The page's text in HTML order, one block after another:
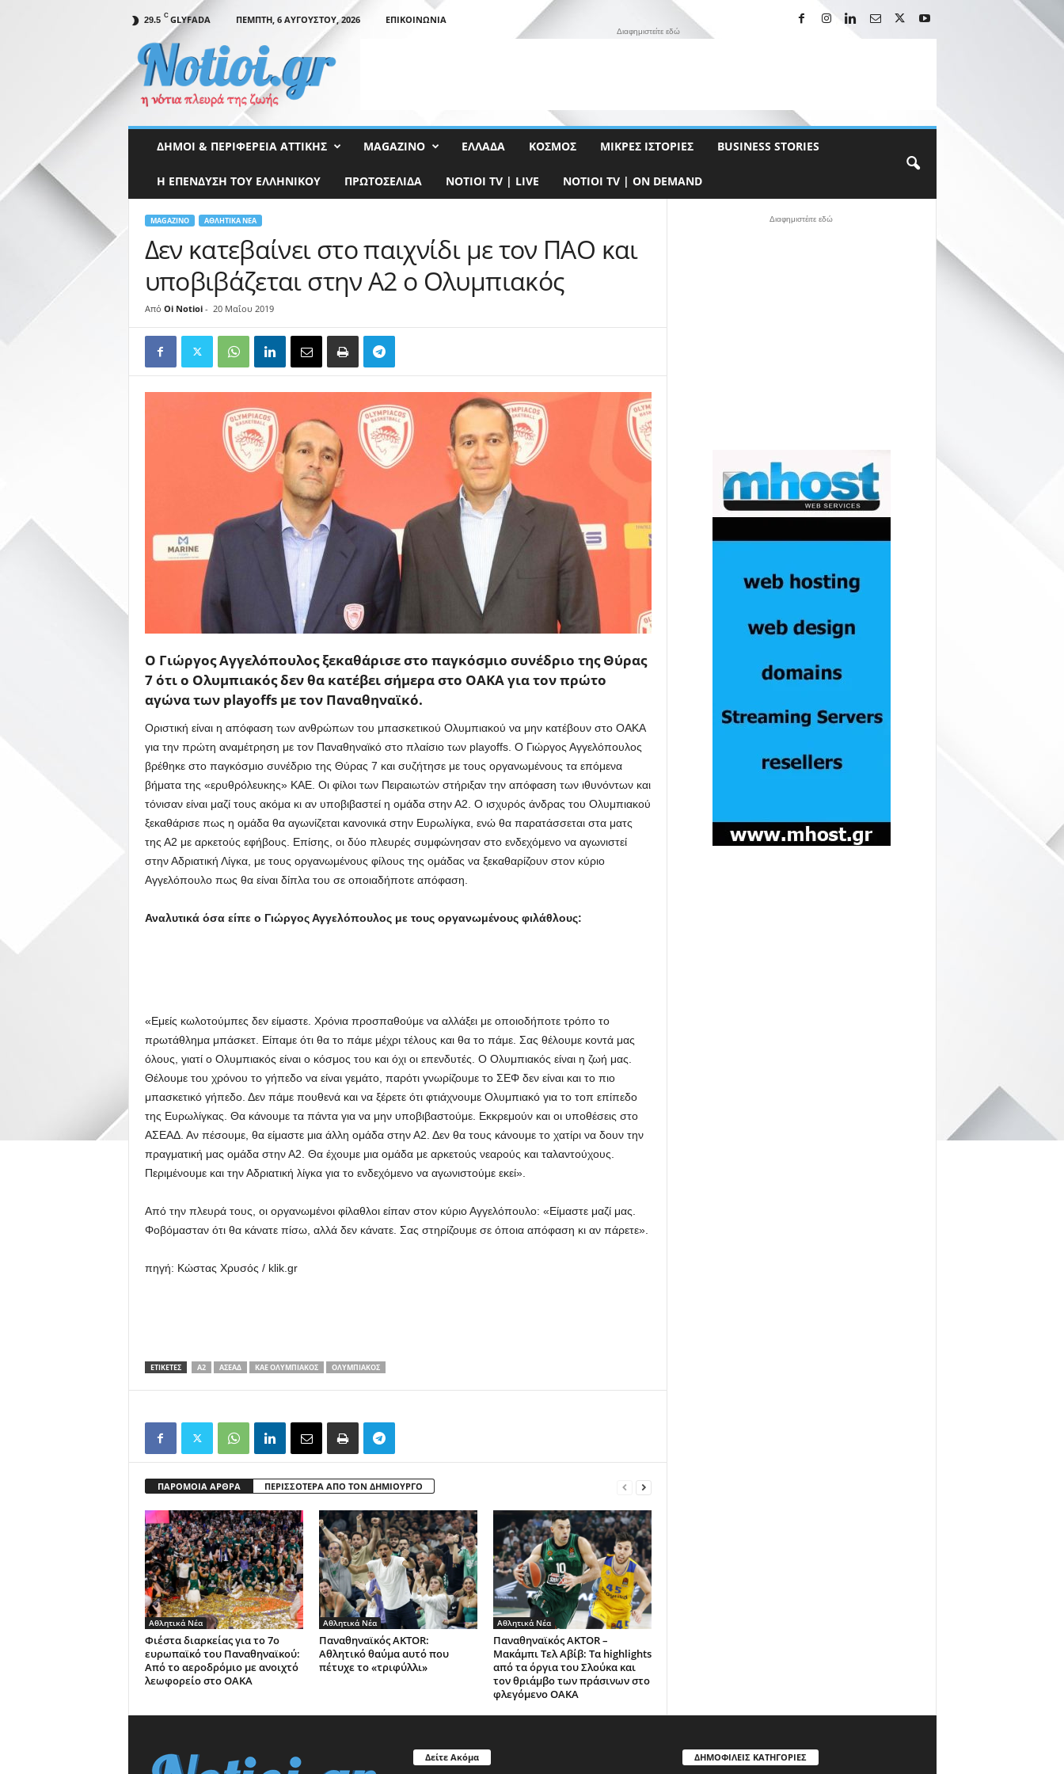
29.5 C GLYFADA ΠΈΜΠΤΗ, 6 ΑΥΓΟΎΣΤΟΥ, 2026
ΕΠΙΚΟΙΝΩΝΊΑ
t
Διαφημιστείτε εδώ
ΔΉΜΟΙ & ΠΕΡΙΦΈΡΕΙΑ ΑΤΤΙΚΉΣ MAGAZINO ΕΛΛΆΔΑ ΚΌΣΜΟΣ ΜΙΚΡΈΣ ΙΣΤΟΡΊΕΣ BUSINESS STORIES
Η ΕΠΕΝΔΥΣΗ ΤΟΥ ΕΛΛΗΝΙΚΟΥ ΠΡΩΤΟΣΈΛΙΔΑ NOTIOI TV | LIVE NOTIOI TV | ON DEMAND
MAGAZINO ΑΘΛΗΤΙΚΆ ΝΈΑ
Δεν κατεβαίνει στο παιχνίδι με τον ΠΑΟ και
υποβιβάζεται στην Α2 ο Ολυμπιακός
Από Oi Notioi- 20 Μαΐου 2019
Ο Γιώργος Αγγελόπουλος ξεκαθάρισε στο παγκόσμιο συνέδριο της Θύρας
7 ότι ο Ολυμπιακός δεν θα κατέβει σήμερα στο ΟΑΚΑ για τον πρώτο
αγώνα των playoffs με τον Παναθηναϊκό.
Οριστική είναι η απόφαση των ανθρώπων του μπασκετικού Ολυμπιακού να μην κατέβουν στο ΟΑΚΑ
για την πρώτη αναμέτρηση με τον Παναθηναϊκό στο πλαίσιο των playoffs. Ο Γιώργος Αγγελόπουλος
βρέθηκε στο παγκόσμιο συνέδριο της Θύρας 7 και συζήτησε με τους οργανωμένους τα επόμενα
βήματα της «ερυθρόλευκης» ΚΑΕ. Οι φίλοι των Πειραιωτών στήριξαν την απόφαση των ιθυνόντων και
τόνισαν είναι μαζί τους ακόμα κι αν υποβιβαστεί η ομάδα στην Α2. Ο ισχυρός άνδρας του Ολυμπιακού
ξεκαθάρισε πως η ομάδα θα αγωνίζεται κανονικά στην Ευρωλίγκα, ενώ θα παρατάσσεται στα ματς
της Α2 με αρκετούς εφήβους. Επίσης, οι δύο πλευρές συμφώνησαν στο ενδεχόμενο να αγωνιστεί
στην Αδριατική Λίγκα, με τους οργανωμένους φίλους της ομάδας να ξεκαθαρίζουν στον κύριο
Αγγελόπουλο πως θα είναι δίπλα του σε οποιαδήποτε απόφαση.
Αναλυτικά όσα είπε ο Γιώργος Αγγελόπουλος με τους οργανωμένους φιλάθλους:
«Εμείς κωλοτούμπες δεν είμαστε. Χρόνια προσπαθούμε να αλλάξει με οποιοδήποτε τρόπο το
πρωτάθλημα μπάσκετ. Είπαμε ότι θα το πάμε μέχρι τέλους και θα το πάμε. Σας θέλουμε κοντά μας
όλους, γιατί ο Ολυμπιακός είναι ο κόσμος του και όχι οι επενδυτές. Ο Ολυμπιακός είναι η ζωή μας.
Θέλουμε του χρόνου το γήπεδο να είναι γεμάτο, παρότι γνωρίζουμε το ΣΕΦ δεν είναι και το πιο
μπασκετικό γήπεδο. Δεν πάμε πουθενά και να ξέρετε ότι φτιάχνουμε Ολυμπιακό για το τοπ επίπεδο
της Ευρωλίγκας. Θα κάνουμε τα πάντα για να μην υποβιβαστούμε. Εκκρεμούν και οι υποθέσεις στο
ΑΣΕΑΔ. Αν πέσουμε, θα είμαστε μια άλλη ομάδα στην Α2. Δεν θα τους κάνουμε το χατίρι να δουν την
πραγματική μας ομάδα στην Α2. Θα έχουμε μια ομάδα με αρκετούς νεαρούς και ταλαντούχους.
Περιμένουμε και την Αδριατική λίγκα για το ενδεχόμενο να αγωνιστούμε εκεί».
Από την πλευρά τους, οι οργανωμένοι φίλαθλοι είπαν στον κύριο Αγγελόπουλο: «Είμαστε μαζί μας.
Φοβόμασταν ότι θα κάνατε πίσω, αλλά δεν κάνατε. Σας στηρίζουμε σε όποια απόφαση κι αν πάρετε».
πηγή: Κώστας Χρυσός / klik.gr
ΕΤΙΚΕΤΕΣ Α2 ΑΣΕΑΔ ΚΑΕ ΟΛΥΜΠΙΑΚΌΣ ΟΛΥΜΠΙΑΚΌΣ
ΠΑΡΟΜΟΙΑ ΑΡΘΡΑ ΠΕΡΙΣΣΟΤΕΡΑ ΑΠΟ ΤΟΝ ΔΗΜΙΟΥΡΓΟ
Αθλητικά Νέα
Φιέστα διαρκείας για το 7ο
ευρωπαϊκό του Παναθηναϊκού:
Από το αεροδρόμιο με ανοιχτό
λεωφορείο στο ΟΑΚΑ
Αθλητικά Νέα
Παναθηναϊκός AKTOR:
Αθλητικό θαύμα αυτό που
πέτυχε το «τριφύλλι»
Αθλητικά Νέα
Παναθηναϊκός AKTOR –
Μακάμπι Τελ Αβίβ: Τα highlights
από τα όργια του Σλούκα και
τον θριάμβο των πράσινων στο
φλεγόμενο ΟΑΚΑ
Διαφημιστέιτε εδώ
Δείτε Ακόμα ΔΗΜΟΦΙΛΕΙΣ ΚΑΤΗΓΟΡΙΕΣ